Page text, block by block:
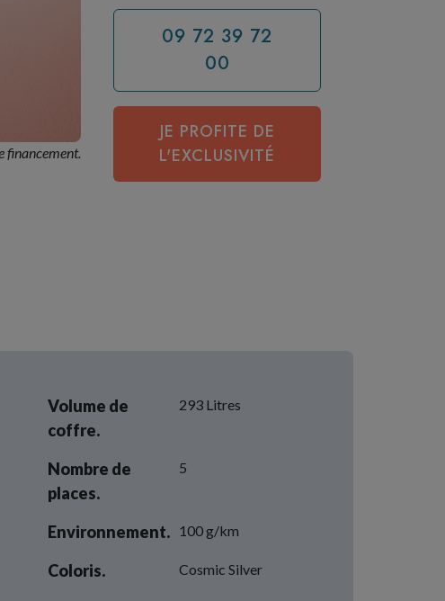
financement.
09 72 39 72
00
JE PROFITE DE
L'EXCLUSIVITÉ
Volume de
coffre.
293 Litres
Nombre de
places.
5
Environnement. 100 g/km
Coloris. Cosmic Silver